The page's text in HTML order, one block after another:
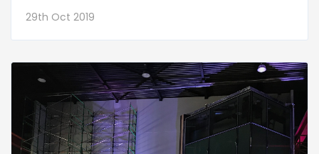
29th Oct 2019